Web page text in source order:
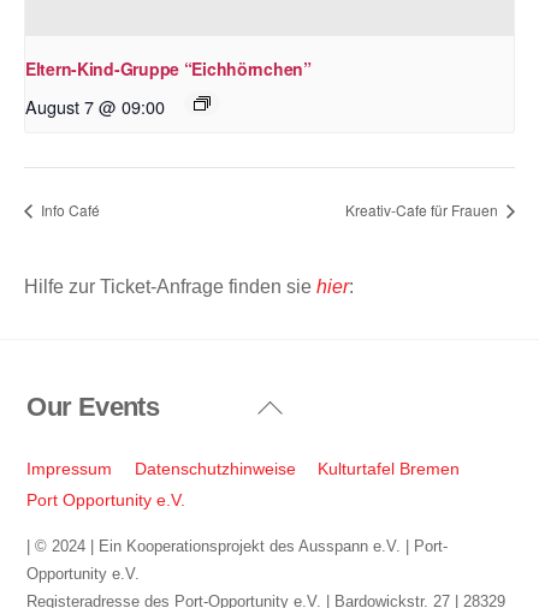
Eltern-Kind-Gruppe “Eichhörnchen”
August 7 @ 09:00
Info Café Kreativ-Cafe für Frauen
Hilfe zur Ticket-Anfrage finden sie hier:
Back
Top
Our Events
Impressum Datenschutzhinweise
Kulturtafel Bremen
Port Opportunity e.V.
| © 2024 | Ein Kooperationsprojekt des Ausspann e.V. | Port-
Opportunity e.V.
Registeradresse des Port-Opportunity e.V. | Bardowickstr. 27 | 28329